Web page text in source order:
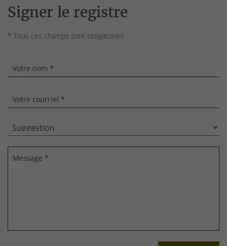
Signer le registre
* Tous ces champs sont obligatoires
Votre nom *
Votre courriel *
Message *